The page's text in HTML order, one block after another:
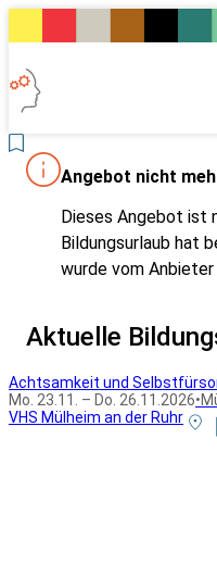
Angebot nicht
Dieses Angebot ist
Bildungsurlaub hat
wurde vom
Aktuelle
Achtsamkeit und
Mo. 23.11. – Do. 26.11.2026•
VHS Mülheim an der Ruhr